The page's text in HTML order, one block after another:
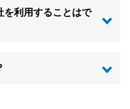
を利用することはで